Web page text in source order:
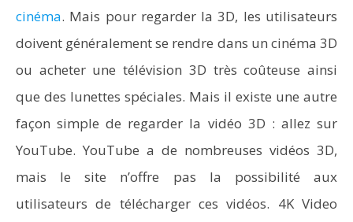
cinéma. Mais pour regarder la 3D, les utilisateurs
doivent généralement se rendre dans un cinéma 3D
ou acheter une télévision 3D très coûteuse ainsi
que des lunettes spéciales. Mais il existe une autre
façon simple de regarder la vidéo 3D : allez sur
YouTube. YouTube a de nombreuses vidéos 3D,
mais le site n’offre pas la possibilité aux
utilisateurs de télécharger ces vidéos. 4K Video